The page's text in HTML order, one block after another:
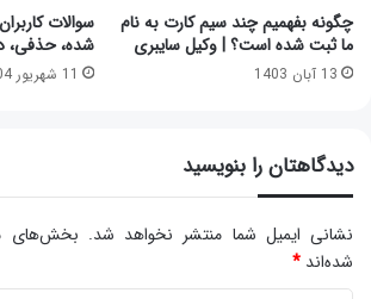
چگونه بفهمیم چند سیم کارت به نام
ما ثبت شده است؟ | وکیل سایبری
13 آبان 1403
سوالات
شده، حذفی،
11 شهریور 1404
دیدگاهتان را بنویسید
نشانی ایمیل شما منتشر نخواهد شد. بخش‌های
شده‌اند *